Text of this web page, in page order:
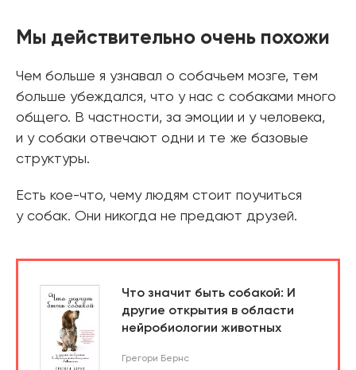
Мы действительно очень похожи
Чем больше я узнавал о собачьем мозге, тем
больше убеждался, что у нас с собаками много
общего. В частности, за эмоции и у человека,
и у собаки отвечают одни и те же базовые
структуры.
Есть кое-что, чему людям стоит поучиться
у собак. Они никогда не предают друзей.
Что значит быть собакой: И
другие открытия в области
нейробиологии животных
Грегори Бернс